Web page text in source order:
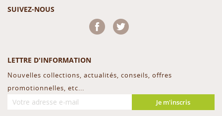
SUIVEZ-NOUS
Facebook
LETTRE D'INFORMATION
Nouvelles collections, actualités, conseils, offres
promotionnelles, etc...
Je m'inscris